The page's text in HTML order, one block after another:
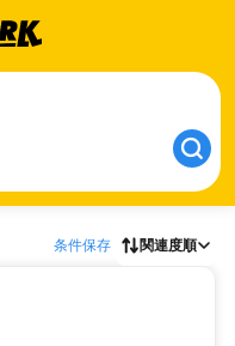
条件保存 関連度順